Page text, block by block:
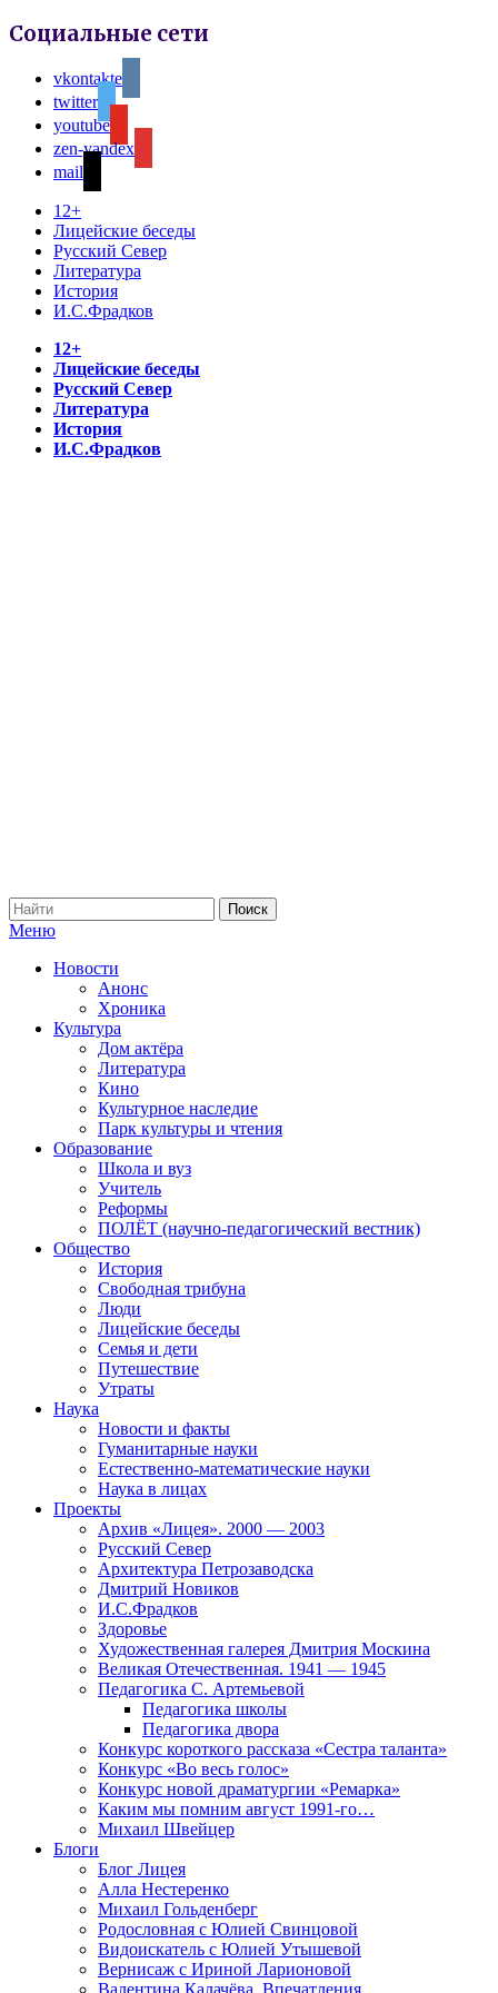
Социальные сети
vkontakte
twitter
youtube
zen-yandex
mail
12+
Лицейские беседы
Русский Север
Литература
История
И.С.Фрадков
12+
Лицейские беседы
Русский Север
Литература
История
И.С.Фрадков
Меню
Новости
Анонс
Хроника
Культура
Дом актёра
Литература
Кино
Культурное наследие
Парк культуры и чтения
Образование
Школа и вуз
Учитель
Реформы
ПОЛЁТ (научно-педагогический вестник)
Общество
История
Свободная трибуна
Люди
Лицейские беседы
Семья и дети
Путешествие
Утраты
Наука
Новости и факты
Гуманитарные науки
Естественно-математические науки
Наука в лицах
Проекты
Архив «Лицея». 2000 — 2003
Русский Север
Архитектура Петрозаводска
Дмитрий Новиков
И.С.Фрадков
Здоровье
Художественная галерея Дмитрия Москина
Великая Отечественная. 1941 — 1945
Педагогика С. Артемьевой
Педагогика школы
Педагогика двора
Конкурс короткого рассказа «Сестра таланта»
Конкурс «Во весь голос»
Конкурс новой драматургии «Ремарка»
Каким мы помним август 1991-го…
Михаил Швейцер
Блоги
Блог Лицея
Алла Нестеренко
Михаил Гольденберг
Родословная с Юлией Свинцовой
Видоискатель с Юлией Утышевой
Вернисаж с Ириной Ларионовой